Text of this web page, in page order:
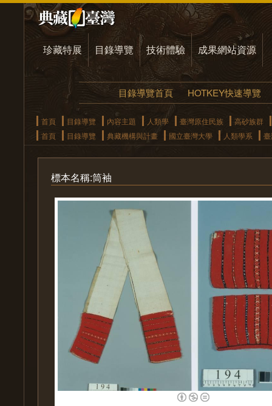
珍藏特展 目錄導覽 技術體驗 成果網站資源
目錄導覽首頁 HOTKEY快速導覽
首頁 目錄導覽 內容主題 人類學 臺灣原住民族
高砂族群
首頁
目錄導覽 典藏機構與計畫 國立臺灣大學 人類學系
標本名稱:筒袖